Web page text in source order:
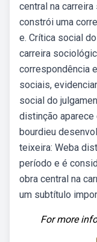
central na
constrói uma
e. Crítica social
carreira
correspondência
sociais,
social do
distinção
bourdieu
teixeira: Weba
período e é
obra central na
um subtítulo
For more